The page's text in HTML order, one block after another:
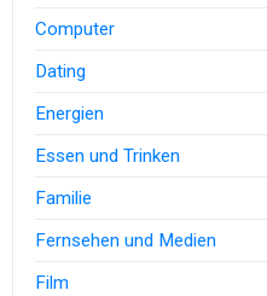
Computer
Dating
Energien
Essen und Trinken
Familie
Fernsehen und Medien
Film